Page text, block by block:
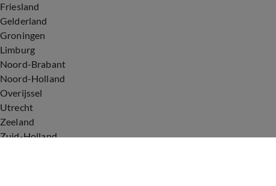
Friesland
Gelderland
Groningen
Limburg
Noord-Brabant
Noord-Holland
Overijssel
Utrecht
Zeeland
Zuid-Holland